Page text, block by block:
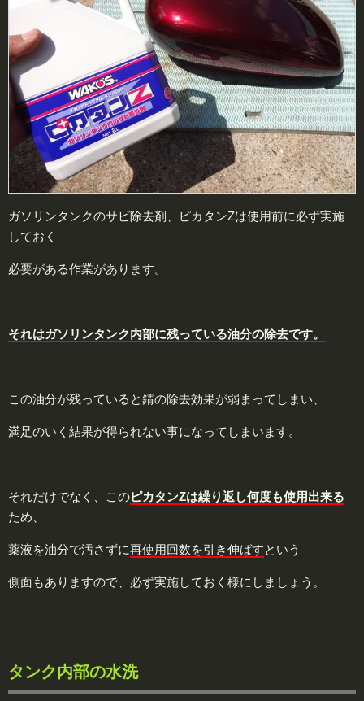
ガソリンタンクのサビ除去剤、ピカタンZは使用前に必ず実施
しておく
必要がある作業があります。
それはガソリンタンク内部に残っている油分の除去です。
この油分が残っていると錆の除去効果が弱まってしまい、
満足のいく結果が得られない事になってしまいます。
それだけでなく、このピカタンZは繰り返し何度も使用出来る
ため、
薬液を油分で汚さずに再使用回数を引き伸ばすという
側面もありますので、必ず実施しておく様にしましょう。
タンク内部の水洗